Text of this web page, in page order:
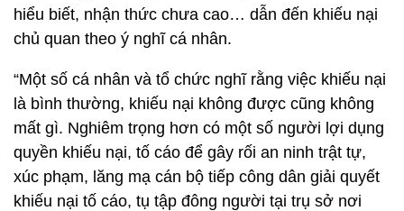
hiểu biết, nhận thức chưa cao… dẫn đến khiếu nại
chủ quan theo ý nghĩ cá nhân.
“Một số cá nhân và tổ chức nghĩ rằng việc khiếu nại
là bình thường, khiếu nại không được cũng không
mất gì. Nghiêm trọng hơn có một số người lợi dụng
quyền khiếu nại, tố cáo để gây rối an ninh trật tự,
xúc phạm, lăng mạ cán bộ tiếp công dân giải quyết
khiếu nại tố cáo, tụ tập đông người tại trụ sở nơi